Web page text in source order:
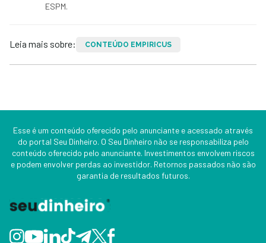
ESPM.
Leia mais sobre: CONTEÚDO EMPIRICUS
Esse é um conteúdo oferecido pelo anunciante e acessado através
do portal Seu Dinheiro. O Seu Dinheiro não se responsabiliza pelo
conteúdo oferecido pelo anunciante. Investimentos envolvem riscos
e podem envolver perdas ao investidor. Retornos passados não são
garantia de resultados futuros.